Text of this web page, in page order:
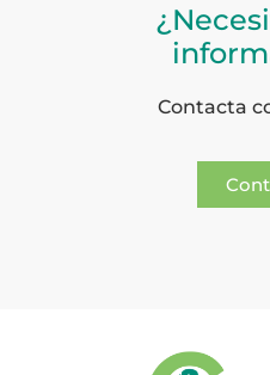
Contacta